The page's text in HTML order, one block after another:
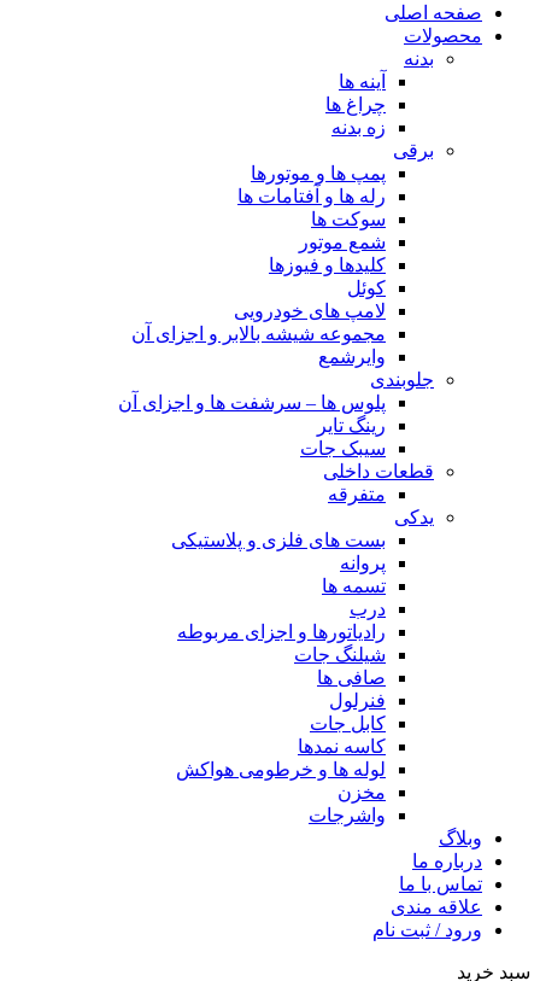
صفحه اصلی
محصولات
بدنه
آینه ها
چراغ ها
زه بدنه
برقی
پمپ ها و موتورها
رله ها و آفتامات ها
سوکت ها
شمع موتور
کلیدها و فیوزها
کوئل
لامپ های خودرویی
مجموعه شیشه بالابر و اجزای آن
وایرشمع
جلوبندی
پلوس ها – سرشفت ها و اجزای آن
رینگ تایر
سیبک جات
قطعات داخلی
متفرقه
یدکی
بست های فلزی و پلاستیکی
پروانه
تسمه ها
درب
رادیاتورها و اجزای مربوطه
شیلنگ جات
صافی ها
فنرلول
کابل جات
کاسه نمدها
لوله ها و خرطومی هواکش
مخزن
واشرجات
وبلاگ
درباره ما
تماس با ما
علاقه مندی
ورود / ثبت نام
سبد خرید